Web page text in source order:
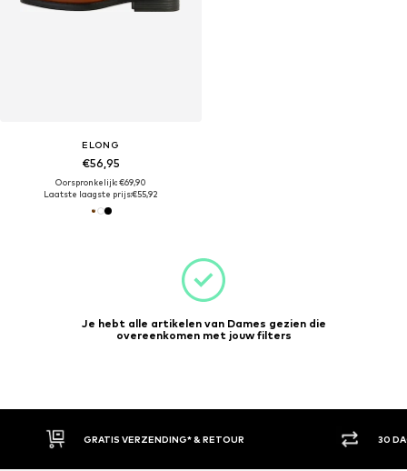
ELONG
€56,95
Oorspronkelijk: €69,90
Laatste laagste prijs:€55,92
Je hebt alle artikelen van Dames gezien die
overeenkomen met jouw filters
GRATIS VERZENDING* & RETOUR 30